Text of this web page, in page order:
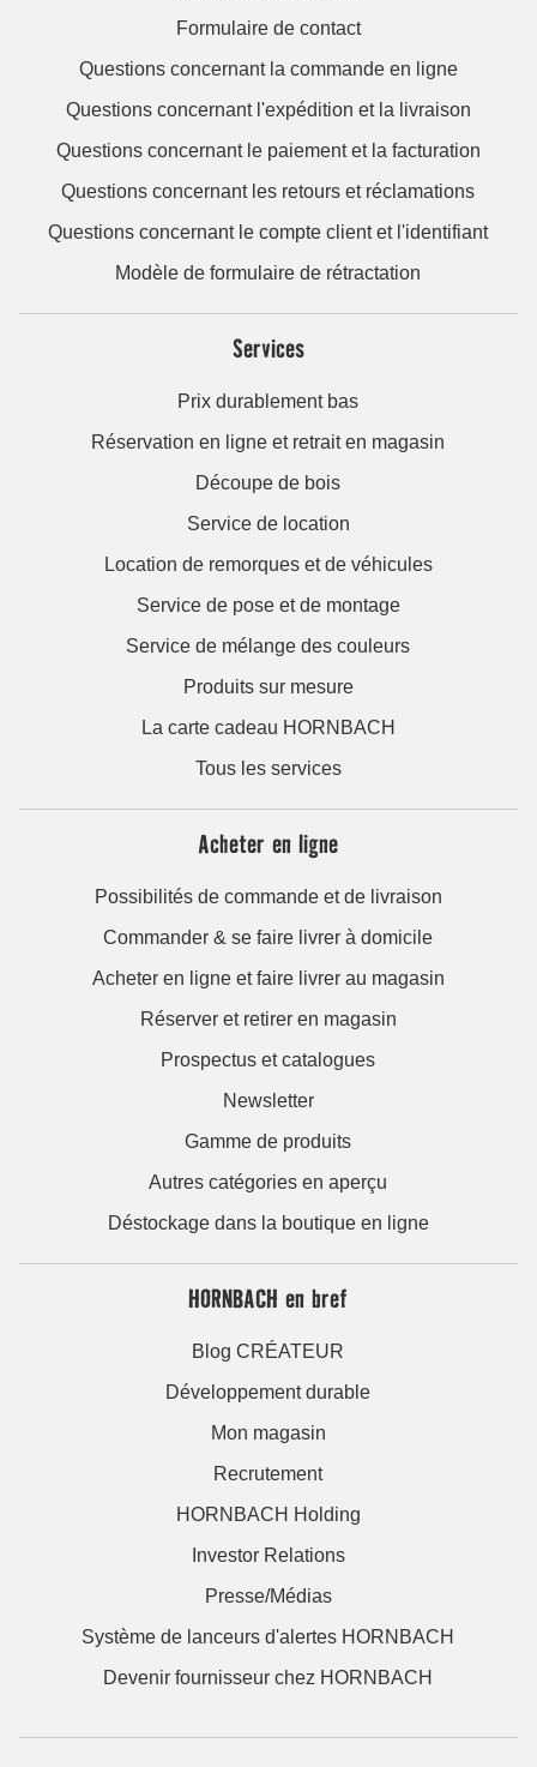
Formulaire de contact
Questions concernant la commande en ligne
Questions concernant l'expédition et la livraison
Questions concernant le paiement et la facturation
Questions concernant les retours et réclamations
Questions concernant le compte client et l'identifiant
Modèle de formulaire de rétractation
Services
Prix durablement bas
Réservation en ligne et retrait en magasin
Découpe de bois
Service de location
Location de remorques et de véhicules
Service de pose et de montage
Service de mélange des couleurs
Produits sur mesure
La carte cadeau HORNBACH
Tous les services
Acheter en ligne
Possibilités de commande et de livraison
Commander & se faire livrer à domicile
Acheter en ligne et faire livrer au magasin
Réserver et retirer en magasin
Prospectus et catalogues
Newsletter
Gamme de produits
Autres catégories en aperçu
Déstockage dans la boutique en ligne
HORNBACH en bref
Blog CRÉATEUR
Développement durable
Mon magasin
Recrutement
HORNBACH Holding
Investor Relations
Presse/Médias
Système de lanceurs d'alertes HORNBACH
Devenir fournisseur chez HORNBACH